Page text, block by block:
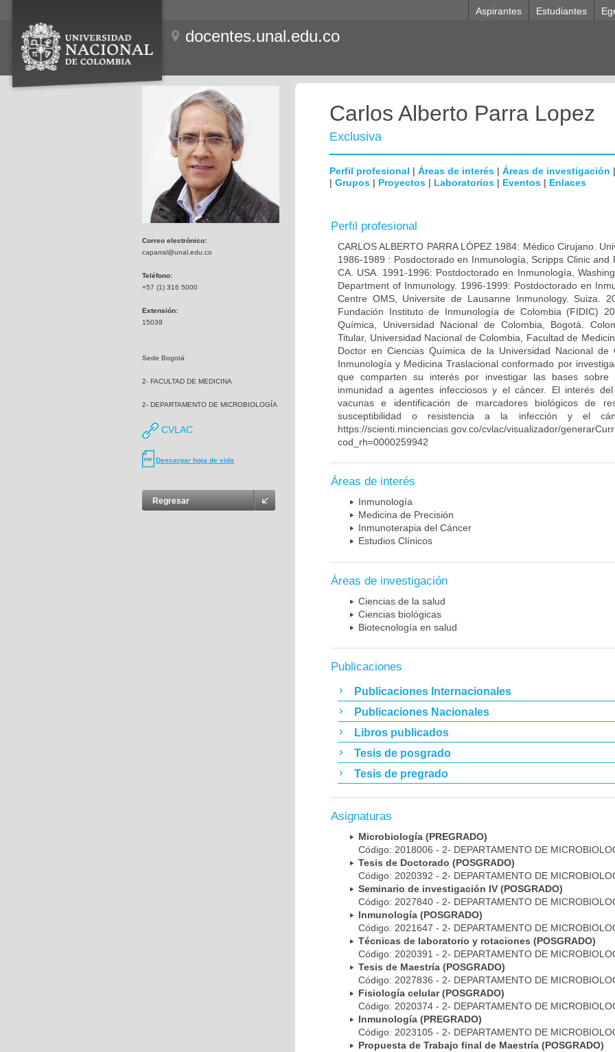
Aspirantes Estudiantes
docentes.unal.edu.co
Correo electrónico:
caparral@unal.edu.co
Teléfono:
+57 (1) 316 5000
Extensión:
15039
Sede Bogotá
2- FACULTAD DE MEDICINA
2- DEPARTAMENTO DE MICROBIOLOGÍA
CVLAC
Descargar hoja de vida
Regresar
Carlos Alberto Parra Lopez
Exclusiva
Perfil profesional | Áreas de interés | Áreas de investigación |
| Grupos | Proyectos | Laboratorios | Eventos | Enlaces
Perfil profesional
CARLOS ALBERTO PARRA LÓPEZ 1984: Médico Cirujano.
1986-1989 : Posdoctorado en Inmunología, Scripps Clinic and
CA. USA. 1991-1996: Postdoctorado en Inmunología,
Department of Inmunology. 1996-1999: Postdoctorado en
Centre OMS, Universite de Lausanne Inmunology. Suiza.
Fundación Instituto de Inmunología de Colombia (FIDIC)
Química, Universidad Nacional de Colombia, Bogotá.
Titular, Universidad Nacional de Colombia, Facultad de
Doctor en Ciencias Química de la Universidad Nacional
Inmunología y Medicina Traslacional conformado por
que comparten su interés por investigar las bases sobre
inmunidad a agentes infecciosos y el cáncer. El interés
vacunas e identificación de marcadores biológicos de
susceptibilidad o resistencia a la infección y el
https://scienti.minciencias.gov.co/cvlac/visualizador/
cod_rh=0000259942
Áreas de interés
Inmunología
Medicina de Precisión
Inmunoterapia del Cáncer
Estudios Clínicos
Áreas de investigación
Ciencias de la salud
Ciencias biológicas
Biotecnología en salud
Publicaciones
Publicaciones Internacionales
Publicaciones Nacionales
Libros publicados
Tesis de posgrado
Tesis de pregrado
Asignaturas
Microbiología (PREGRADO)
Código: 2018006 - 2- DEPARTAMENTO DE
Tesis de Doctorado (POSGRADO)
Código: 2020392 - 2- DEPARTAMENTO DE
Seminario de investigación IV (POSGRADO)
Código: 2027840 - 2- DEPARTAMENTO DE
Inmunología (POSGRADO)
Código: 2021647 - 2- DEPARTAMENTO DE
Técnicas de laboratorio y rotaciones (POSGRADO)
Código: 2020391 - 2- DEPARTAMENTO DE
Tesis de Maestría (POSGRADO)
Código: 2027836 - 2- DEPARTAMENTO DE
Fisiología celular (POSGRADO)
Código: 2020374 - 2- DEPARTAMENTO DE
Inmunología (PREGRADO)
Código: 2023105 - 2- DEPARTAMENTO DE
Propuesta de Trabajo final de Maestría (POSGRADO)